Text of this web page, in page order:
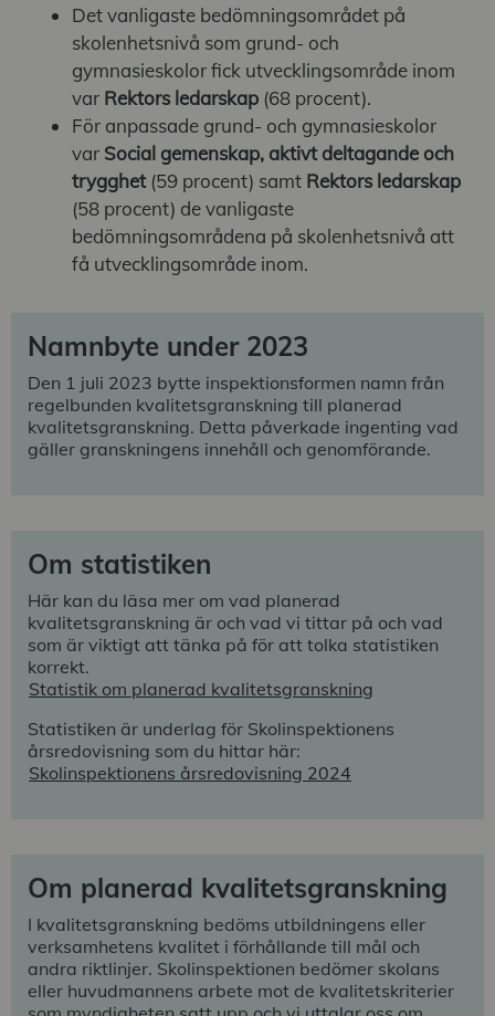
Det vanligaste bedömningsområdet på
skolenhetsnivå som grund- och
gymnasieskolor fick utvecklingsområde inom
var Rektors ledarskap (68 procent).
För anpassade grund- och gymnasieskolor
var Social gemenskap, aktivt deltagande och
trygghet (59 procent) samt Rektors ledarskap
(58 procent) de vanligaste
bedömningsområdena på skolenhetsnivå att
få utvecklingsområde inom.
Namnbyte under 2023
Den 1 juli 2023 bytte inspektionsformen namn från
regelbunden kvalitetsgranskning till planerad
kvalitetsgranskning. Detta påverkade ingenting vad
gäller granskningens innehåll och genomförande.
Om statistiken
Här kan du läsa mer om vad planerad
kvalitetsgranskning är och vad vi tittar på och vad
som är viktigt att tänka på för att tolka statistiken
korrekt.
Statistik om planerad kvalitetsgranskning
Statistiken är underlag för Skolinspektionens
årsredovisning som du hittar här:
Skolinspektionens årsredovisning 2024
Om planerad kvalitetsgranskning
I kvalitetsgranskning bedöms utbildningens eller
verksamhetens kvalitet i förhållande till mål och
andra riktlinjer. Skolinspektionen bedömer skolans
eller huvudmannens arbete mot de kvalitetskriterier